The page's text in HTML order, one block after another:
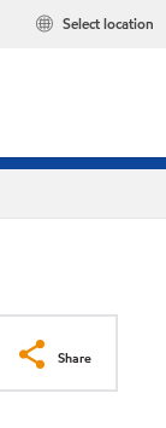
Select location
Share